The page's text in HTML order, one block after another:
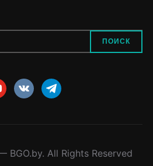
ПОИСК
All Rights Reserved